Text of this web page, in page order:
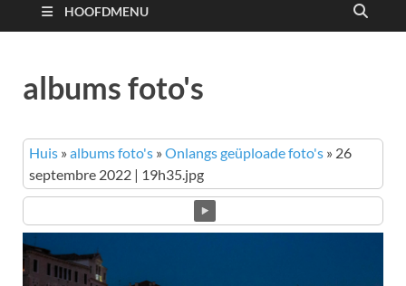
HOOFDMENU
albums foto's
Huis » albums foto's » Onlangs geüploade foto's » 26
septembre 2022 | 19h35.jpg